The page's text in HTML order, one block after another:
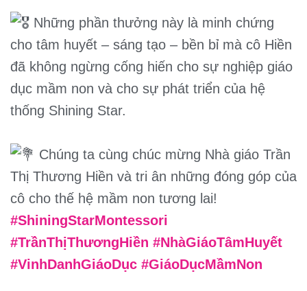
Những phần thưởng này là minh chứng
cho tâm huyết – sáng tạo – bền bỉ mà cô Hiền
đã không ngừng cống hiến cho sự nghiệp giáo
dục mầm non và cho sự phát triển của hệ
thống Shining Star.
Chúng ta cùng chúc mừng Nhà giáo Trần
Thị Thương Hiền và tri ân những đóng góp của
cô cho thế hệ mầm non tương lai!
#ShiningStarMontessori
#TrầnThịThươngHiền #NhàGiáoTâmHuyết
#VinhDanhGiáoDục #GiáoDụcMầmNon